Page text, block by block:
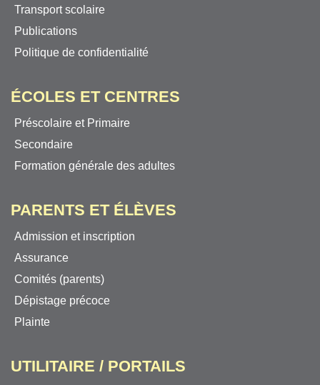
Transport scolaire
Publications
Politique de confidentialité
ÉCOLES ET CENTRES
Préscolaire et Primaire
Secondaire
Formation générale des adultes
PARENTS ET ÉLÈVES
Admission et inscription
Assurance
Comités (parents)
Dépistage précoce
Plainte
UTILITAIRE / PORTAILS